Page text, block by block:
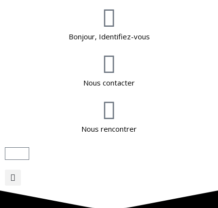
Bonjour, Identifiez-vous
Nous contacter
Nous rencontrer